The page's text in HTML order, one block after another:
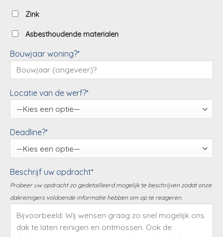
Zink
Asbesthoudende materialen
Bouwjaar woning?*
Locatie van de werf?*
Deadline?*
Beschrijf uw opdracht*
Probeer uw opdracht zo gedetailleerd mogelijk te beschrijven zodat onze
dakreinigers voldoende informatie hebben om op te reageren.